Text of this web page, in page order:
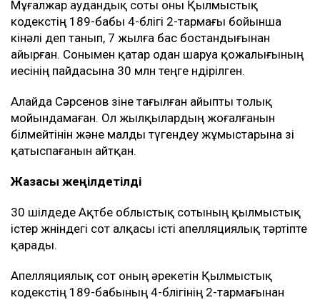
Мұғалжар аудандық соты оны Қылмыстық
кодекстің 189-бабы 4-бөлігі 2-тармағы бойынша
кінәлі деп танып, 7 жылға бас бостандығынан
айырған. Сонымен қатар одан шаруа қожалығының
иесінің пайдасына 30 млн теңге өндірілген.
Алайда Сәрсенов өзіне тағылған айыпты толық
мойындамаған. Ол жылқылардың жоғалғанын
білмейтінін және малды түгендеу жұмыстарына өзі
қатыспағанын айтқан.
Жазасы жеңілдетілді
30 шілдеде Ақтөбе облыстық сотының қылмыстық
істер жөніндегі сот алқасы істі апелляциялық тәртіпте
қарады.
Апелляциялық сот оның әрекетін Қылмыстық
кодекстің 189-бабының 4-бөлігінің 2-тармағынан